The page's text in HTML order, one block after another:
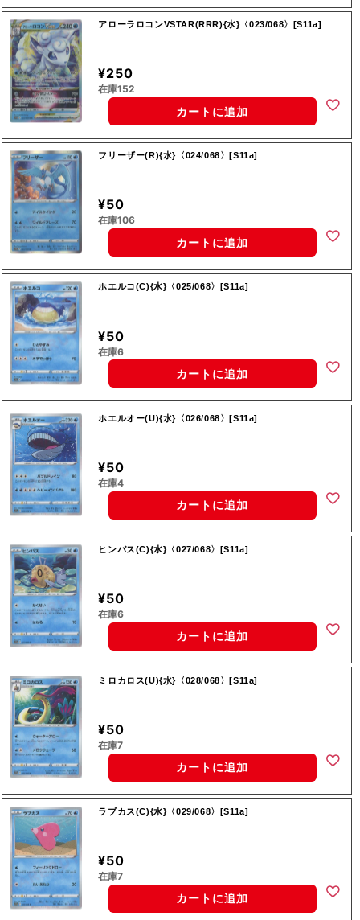
アローラロコンVSTAR(RRR){水}〈023/068〉[S11a]
¥250
在庫152
カートに追加
フリーザー(R){水}〈024/068〉[S11a]
¥50
在庫106
カートに追加
ホエルコ(C){水}〈025/068〉[S11a]
¥50
在庫6
カートに追加
ホエルオー(U){水}〈026/068〉[S11a]
¥50
在庫4
カートに追加
ヒンバス(C){水}〈027/068〉[S11a]
¥50
在庫6
カートに追加
ミロカロス(U){水}〈028/068〉[S11a]
¥50
在庫7
カートに追加
ラブカス(C){水}〈029/068〉[S11a]
¥50
在庫7
カートに追加